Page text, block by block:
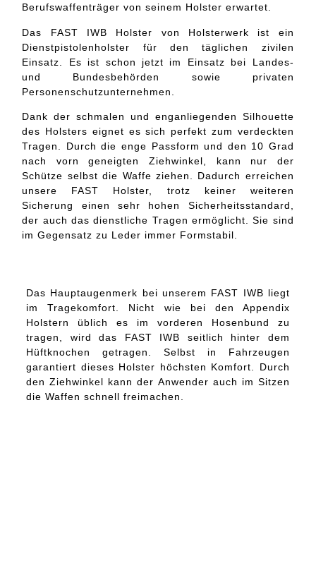
Berufswaffenträger von seinem Holster erwartet.
Das FAST IWB Holster von Holsterwerk ist ein
Dienstpistolenholster für den täglichen zivilen
Einsatz. Es ist schon jetzt im Einsatz bei Landes-
und Bundesbehörden sowie privaten
Personenschutzunternehmen.
Dank der schmalen und enganliegenden Silhouette
des Holsters eignet es sich perfekt zum verdeckten
Tragen. Durch die enge Passform und den 10 Grad
nach vorn geneigten Ziehwinkel, kann nur der
Schütze selbst die Waffe ziehen. Dadurch erreichen
unsere FAST Holster, trotz keiner weiteren
Sicherung einen sehr hohen Sicherheitsstandard,
der auch das dienstliche Tragen ermöglicht. Sie sind
im Gegensatz zu Leder immer Formstabil.
Das Hauptaugenmerk bei unserem FAST IWB liegt
im Tragekomfort. Nicht wie bei den Appendix
Holstern üblich es im vorderen Hosenbund zu
tragen, wird das FAST IWB seitlich hinter dem
Hüftknochen getragen. Selbst in Fahrzeugen
garantiert dieses Holster höchsten Komfort. Durch
den Ziehwinkel kann der Anwender auch im Sitzen
die Waffen schnell freimachen.